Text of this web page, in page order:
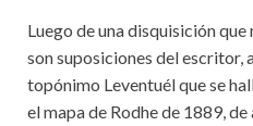
Luego de una disquisición
son suposiciones del escritor,
topónimo Leventuél que se
el mapa de Rodhe de 1889,